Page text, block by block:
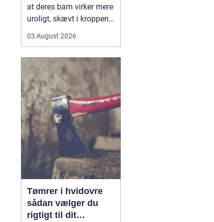
at deres barn virker mere
uroligt, skævt i kroppen
uden at der er en klar
børnekiropraktor være en
mulighed. En kiropraktor
med særlig erfaring i...
03 August 2026
Tømrer i hvidovre
sådan vælger du
rigtigt til dit